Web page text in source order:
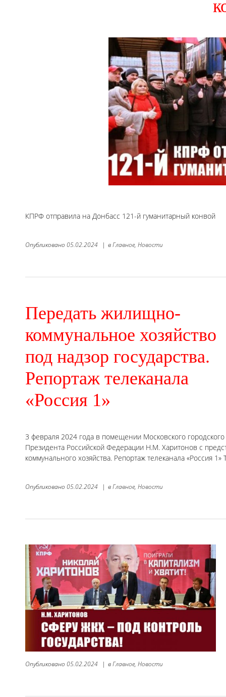
КПРФ отправила на Донбасс 121-й гуманитарный конвой
Опубликовано 05.02.2024 | вГлавное, Новости
Передать жилищно-
коммунальное хозяйство
под надзор государства.
Репортаж телеканала
«Россия 1»
3 февраля 2024 года в помещении Московского
Президента Российской Федерации Н.М. Харитонов с
коммунального хозяйства. Репортаж телеканала «Россия 1»
Опубликовано 05.02.2024 | вГлавное, Новости
Опубликовано 05.02.2024 | вГлавное, Новости